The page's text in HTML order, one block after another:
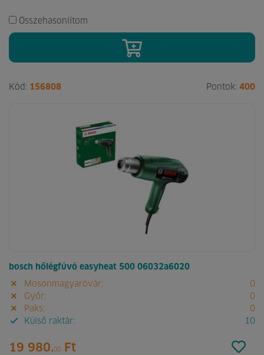
Összehasonlítom
Kód: 156808 Pontok: 400
bosch hőlégfúvó easyheat 500 06032a6020
Mosonmagyaróvár:
0
Győr:
0
Paks:
0
Külső raktár:
10
19 980.00 Ft